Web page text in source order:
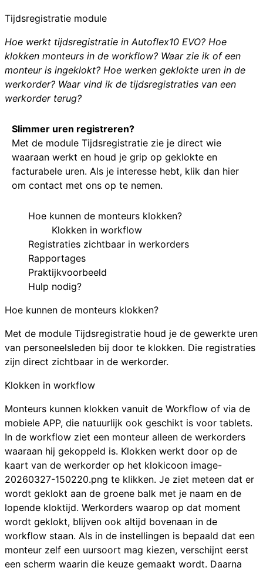
Tijdsregistratie module
Hoe werkt tijdsregistratie in Autoflex10 EVO? Hoe
klokken monteurs in de workflow? Waar zie ik of een
monteur is ingeklokt? Hoe werken geklokte uren in de
werkorder? Waar vind ik de tijdsregistraties van een
werkorder terug?
Slimmer uren registreren?
Met de module Tijdsregistratie zie je direct wie
waaraan werkt en houd je grip op geklokte en
facturabele uren. Als je interesse hebt, klik dan hier
om contact met ons op te nemen.
Hoe kunnen de monteurs klokken?
Klokken in workflow
Registraties zichtbaar in werkorders
Rapportages
Praktijkvoorbeeld
Hulp nodig?
Hoe kunnen de monteurs klokken?
Met de module Tijdsregistratie houd je de gewerkte uren
van personeelsleden bij door te klokken. Die registraties
zijn direct zichtbaar in de werkorder.
Klokken in workflow
Monteurs kunnen klokken vanuit de Workflow of via de
mobiele APP, die natuurlijk ook geschikt is voor tablets.
In de workflow ziet een monteur alleen de werkorders
waaraan hij gekoppeld is. Klokken werkt door op de
kaart van de werkorder op het klokicoon image-
20260327-150220.png te klikken. Je ziet meteen dat er
wordt geklokt aan de groene balk met je naam en de
lopende kloktijd. Werkorders waarop op dat moment
wordt geklokt, blijven ook altijd bovenaan in de
workflow staan. Als in de instellingen is bepaald dat een
monteur zelf een uursoort mag kiezen, verschijnt eerst
een scherm waarin die keuze gemaakt wordt. Daarna